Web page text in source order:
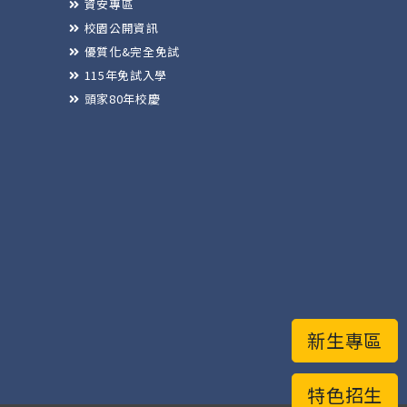
特色招生
新生專區
資安專區
校園公開資訊
優質化&完全免試
115年免試入學
頭家80年校慶